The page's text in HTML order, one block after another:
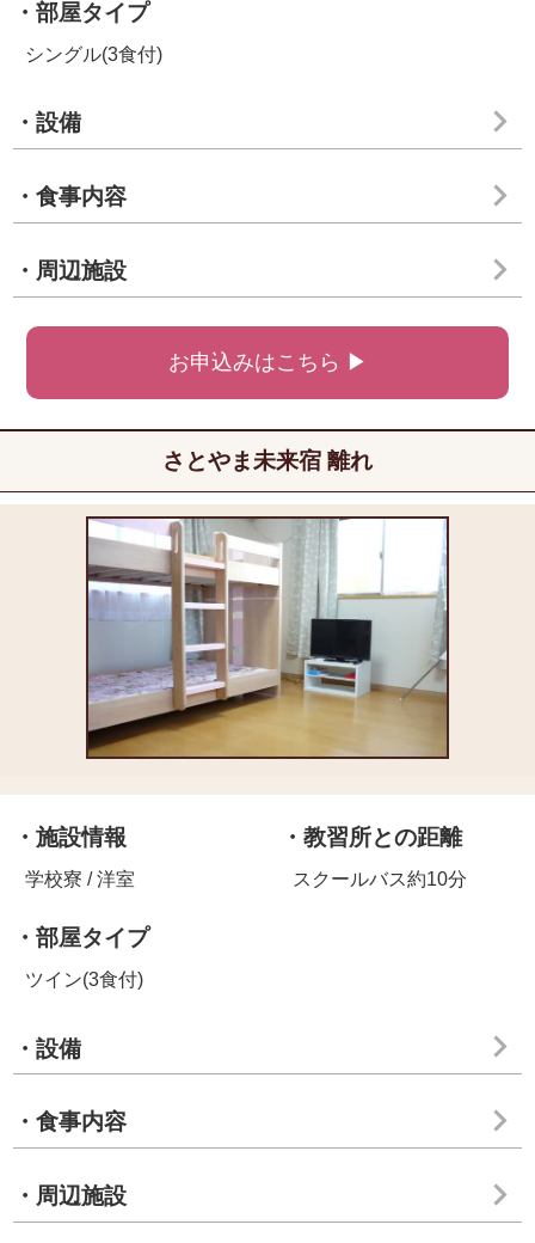
・部屋タイプ
シングル(3食付)
・設備
・食事内容
・周辺施設
お申込みはこちら ▶
さとやま未来宿 離れ
・施設情報
学校寮 / 洋室
・教習所との距離
スクールバス約10分
・部屋タイプ
ツイン(3食付)
・設備
・食事内容
・周辺施設